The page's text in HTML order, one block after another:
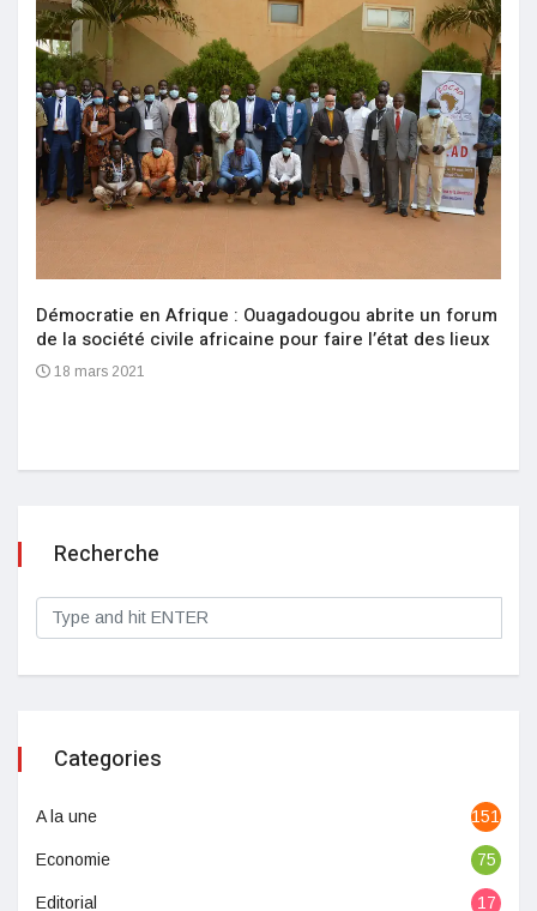
Démocratie en Afrique : Ouagadougou abrite un forum
de la société civile africaine pour faire l’état des lieux
18 mars 2021
Recherche
Categories
A la une 1513
Economie 75
Editorial 17